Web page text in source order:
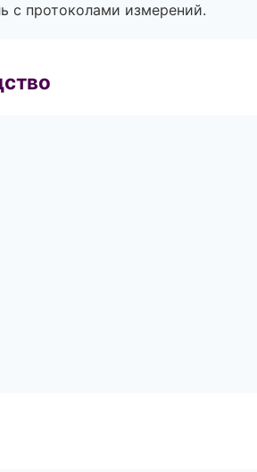
с протоколами измерений.